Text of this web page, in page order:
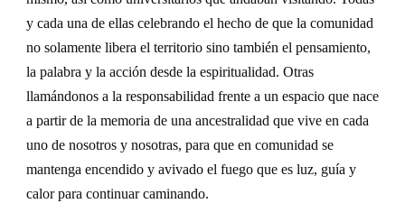
y cada una de ellas celebrando el hecho de que la comunidad
no solamente libera el territorio sino también el pensamiento,
la palabra y la acción desde la espiritualidad. Otras
llamándonos a la responsabilidad frente a un espacio que nace
a partir de la memoria de una ancestralidad que vive en cada
uno de nosotros y nosotras, para que en comunidad se
mantenga encendido y avivado el fuego que es luz, guía y
calor para continuar caminando.